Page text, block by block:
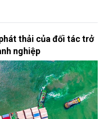
thải của đối tác trở
nghiệp